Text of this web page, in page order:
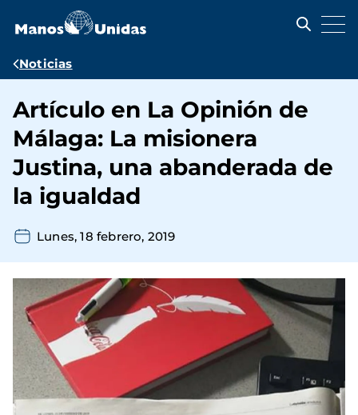
contenido
Ruta
navegación
Noticias
Artículo en La Opinión de
Málaga: La misionera
Justina, una abanderada de
la igualdad
Lunes, 18 febrero, 2019